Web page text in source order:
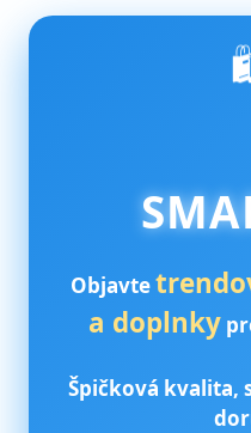
Objavte
a doplnky
Špičková kvalita,